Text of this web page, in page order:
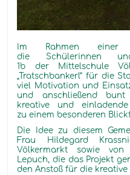
Im Rahmen einer
die Schülerinnen
1b der Mittelschule
„Tratschbankerl“ für die
viel Motivation und
und anschließend
kreative und
zu einem besonderen
Die Idee zu diesem
Frau Hildegard
Völkermarkt sowie
Lepuch, die das Projekt
den Anstoß für die